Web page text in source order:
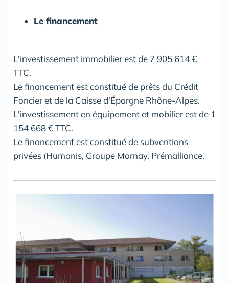
Le financement
L'investissement immobilier est de 7 905 614 €
TTC.
Le financement est constitué de prêts du Crédit
Foncier et de la Caisse d'Épargne Rhône-Alpes.
L'investissement en équipement et mobilier est de 1
154 668 € TTC.
Le financement est constitué de subventions
privées (Humanis, Groupe Mornay, Prémalliance,